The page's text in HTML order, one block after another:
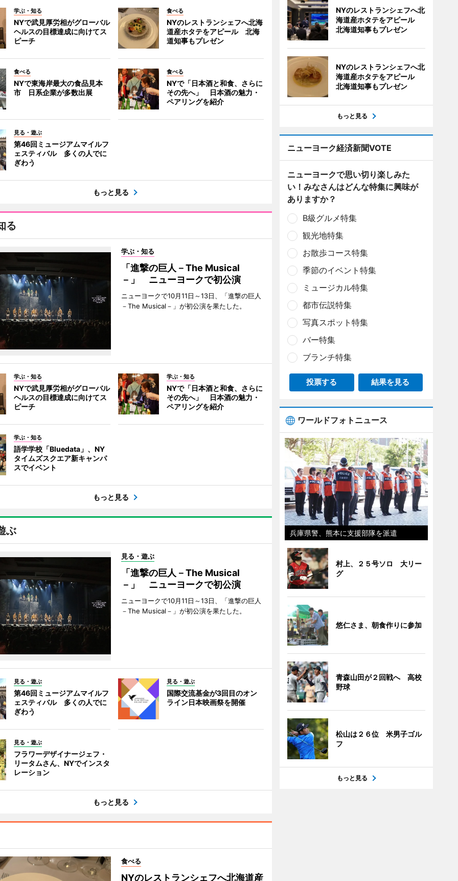
学ぶ・知る
NYで武見厚労相がグローバル
ヘルスの目標達成に向けてス
ピーチ
食べる
NYのレストランシェフへ北海
道産ホタテをアピール 北海
道知事もプレゼン
食べる
NYで東海岸最大の食品見本
市 日系企業が多数出展
食べる
NYで「日本酒と和食、さらに
その先へ」 日本酒の魅力・
ペアリングを紹介
見る・遊ぶ
第46回ミュージアムマイルフ
ェスティバル 多くの人でに
ぎわう
もっと見る
る
学ぶ・知る
「進撃の巨人－The Musical
－」 ニューヨークで初公演
ニューヨークで10月11日～13日、「進撃の巨人
－The Musical－」が初公演を果たした。
学ぶ・知る
NYで武見厚労相がグローバル
ヘルスの目標達成に向けてス
ピーチ
学ぶ・知る
NYで「日本酒と和食、さらに
その先へ」 日本酒の魅力・
ペアリングを紹介
学ぶ・知る
語学学校「Bluedata」、NY
タイムズスクエア新キャンパ
スでイベント
もっと見る
ぶ
見る・遊ぶ
「進撃の巨人－The Musical
－」 ニューヨークで初公演
ニューヨークで10月11日～13日、「進撃の巨人
－The Musical－」が初公演を果たした。
見る・遊ぶ
第46回ミュージアムマイルフ
ェスティバル 多くの人でに
ぎわう
見る・遊ぶ
国際交流基金が3回目のオン
ライン日本映画祭を開催
見る・遊ぶ
フラワーデザイナージェフ・
リータムさん、NYでインスタ
レーション
もっと見る
食べる
NYのレストランシェフへ北海道産
NYのレストランシェフへ北
海道産ホタテをアピール
北海道知事もプレゼン
NYのレストランシェフへ北
海道産ホタテをアピール
北海道知事もプレゼン
もっと見る
ニューヨーク経済新聞VOTE
ニューヨークで思い切り楽しみた
い！みなさんはどんな特集に興味が
ありますか？
B級グルメ特集
観光地特集
お散歩コース特集
季節のイベント特集
ミュージカル特集
都市伝説特集
写真スポット特集
バー特集
ブランチ特集
投票する 結果を見る
ワールドフォトニュース
兵庫県警、熊本に支援部隊を派遣
村上、２５号ソロ 大リー
グ
悠仁さま、朝食作りに参加
青森山田が２回戦へ 高校
野球
松山は２６位 米男子ゴル
フ
もっと見る